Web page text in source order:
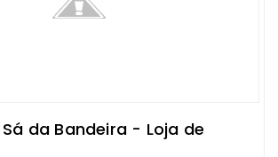
da Bandeira - Loja de